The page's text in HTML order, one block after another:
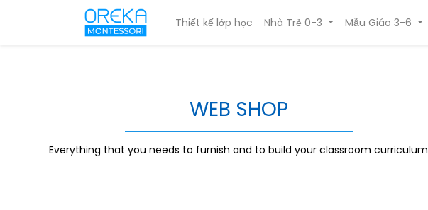
Thiết kế lớp học Nhà Trẻ 0-3 Mẫu Giáo 3-6
WEB SHOP
Everything that you needs to furnish and to build your classroom curriculum